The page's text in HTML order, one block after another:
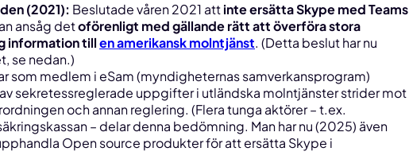
(2021): Beslutade våren 2021 attinte ersätta Skype med Teams
ansåg detoförenligt med gällande rätt att överföra stora
information tillen amerikansk molntjänst. (Detta beslut har nu
se nedan.)
som medlem i eSam (myndigheternas samverkansprogram)
sekretessreglerade uppgifter i utländska molntjänster strider mot
och annan reglering. (Flera tunga aktörer – t.ex.
– delar denna bedömning. Man har nu (2025) även
Open source produkter för att ersätta Skype i